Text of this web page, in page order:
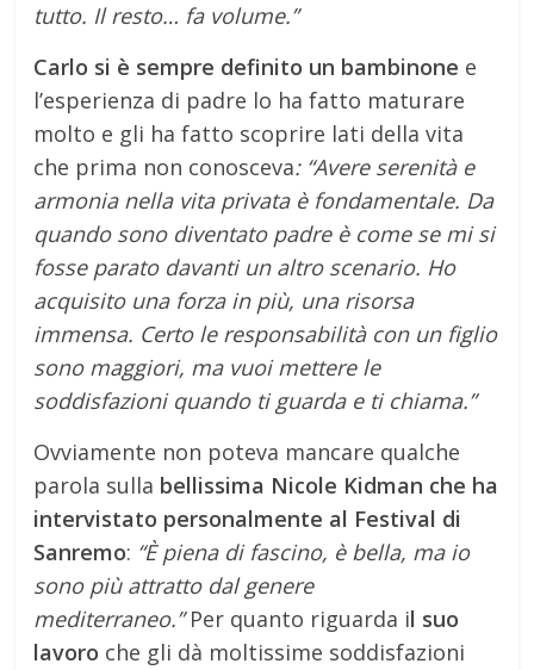
tutto. Il resto… fa volume.”
Carlo si è sempre definito un bambinone e
l’esperienza di padre lo ha fatto maturare
molto e gli ha fatto scoprire lati della vita
che prima non conosceva: “Avere serenità e
armonia nella vita privata è fondamentale. Da
quando sono diventato padre è come se mi si
fosse parato davanti un altro scenario. Ho
acquisito una forza in più, una risorsa
immensa. Certo le responsabilità con un figlio
sono maggiori, ma vuoi mettere le
soddisfazioni quando ti guarda e ti chiama.”
Ovviamente non poteva mancare qualche
parola sulla bellissima Nicole Kidman che ha
intervistato personalmente al Festival di
Sanremo: “È piena di fascino, è bella, ma io
sono più attratto dal genere
mediterraneo.”Per quanto riguarda il suo
lavoro che gli dà moltissime soddisfazioni